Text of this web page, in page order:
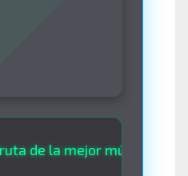
mejor música las 24